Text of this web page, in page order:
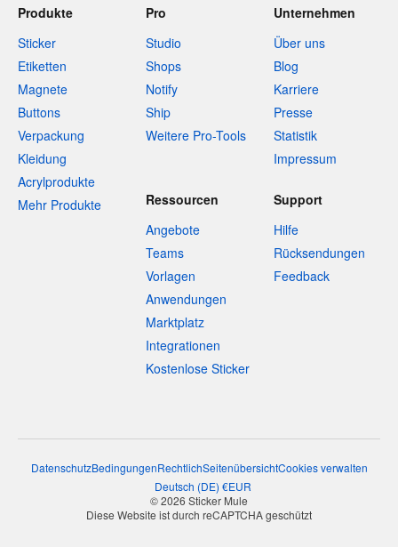
Produkte
Sticker
Etiketten
Magnete
Buttons
Verpackung
Kleidung
Acrylprodukte
Mehr Produkte
Pro
Studio
Shops
Notify
Ship
Weitere Pro-Tools
Unternehmen
Über uns
Blog
Karriere
Presse
Statistik
Impressum
Ressourcen
Angebote
Teams
Vorlagen
Anwendungen
Marktplatz
Integrationen
Kostenlose Sticker
Support
Hilfe
Rücksendungen
Feedback
DatenschutzBedingungenRechtlichSeitenübersichtCookies verwalten
Deutsch (DE) €EUR
© 2026 Sticker Mule
Diese Website ist durch reCAPTCHA geschützt